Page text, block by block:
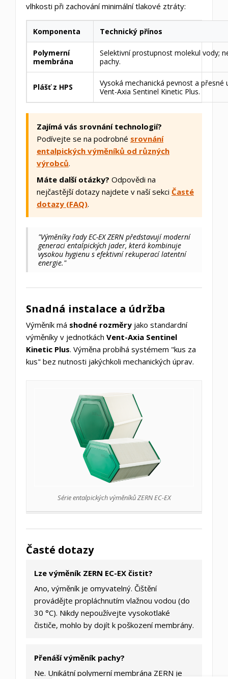
vlhkosti při zachování minimální tlakové ztráty:
Komponenta Technický přínos
Polymerní
membrána
Selektivní prostupnost molekul vody;
pachy.
Plášť z HPS
Vysoká mechanická pevnost a
Vent-Axia Sentinel Kinetic Plus.
Zajímá vás srovnání technologií?
Podívejte se na podrobné srovnání
entalpických výměníků od různých
výrobců.
Máte další otázky? Odpovědi na
nejčastější dotazy najdete v naší sekci Časté
dotazy (FAQ).
"Výměníky řady EC-EX ZERN představují moderní
generaci entalpických jader, která kombinuje
vysokou hygienu s efektivní rekuperací latentní
energie."
Snadná instalace a údržba
Výměník má shodné rozměry jako standardní
výměníky v jednotkách Vent-Axia Sentinel
Kinetic Plus. Výměna probíhá systémem "kus za
kus" bez nutnosti jakýchkoli mechanických úprav.
Série entalpických výměníků ZERN EC-EX
Časté dotazy
Lze výměník ZERN EC-EX čistit?
Ano, výměník je omyvatelný. Čištění
provádějte propláchnutím vlažnou vodou (do
30 °C). Nikdy nepoužívejte vysokotlaké
čističe, mohlo by dojít k poškození membrány.
Přenáší výměník pachy?
Ne. Unikátní polymerní membrána ZERN je